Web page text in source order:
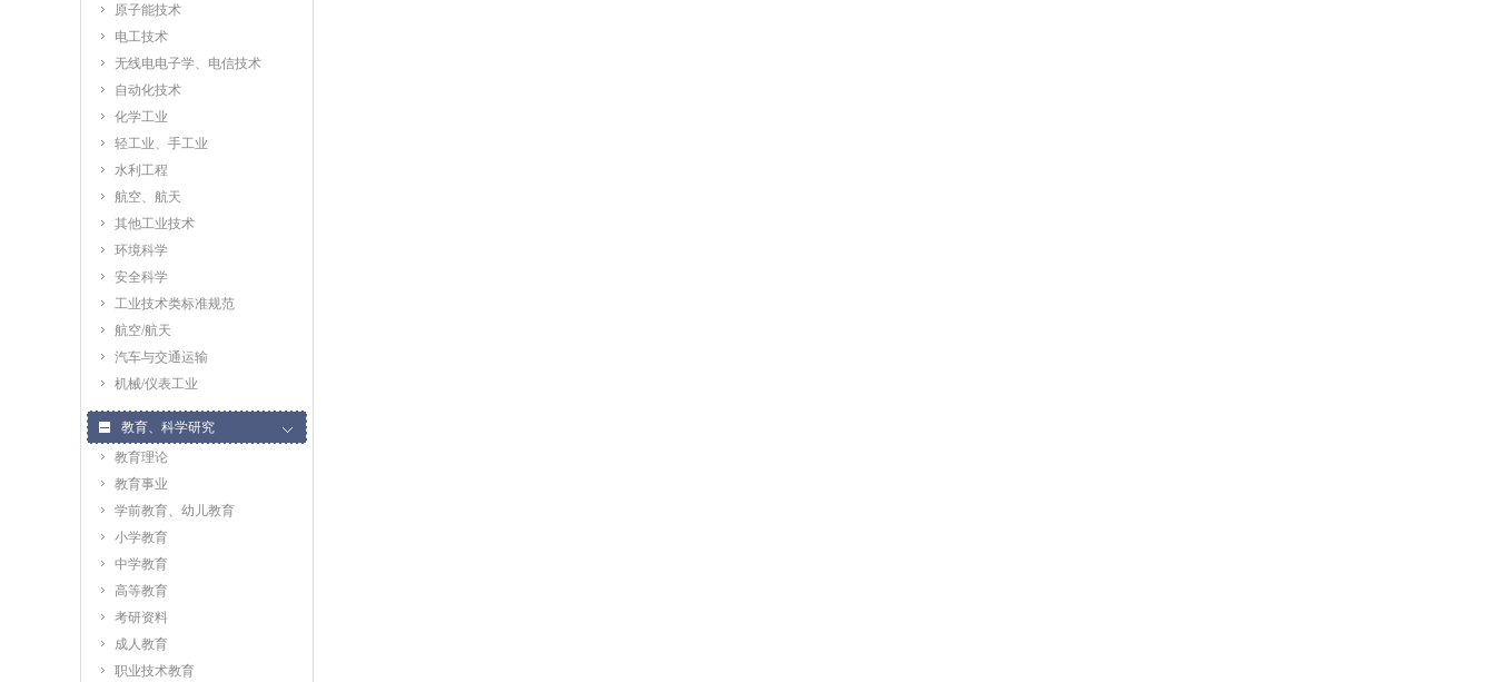
原子能技术
电工技术
无线电电子学、电信技术
自动化技术
化学工业
轻工业、手工业
水利工程
航空、航天
其他工业技术
环境科学
安全科学
工业技术类标准规范
航空/航天
汽车与交通运输
机械/仪表工业
教育、科学研究
教育理论
教育事业
学前教育、幼儿教育
小学教育
中学教育
高等教育
考研资料
成人教育
职业技术教育